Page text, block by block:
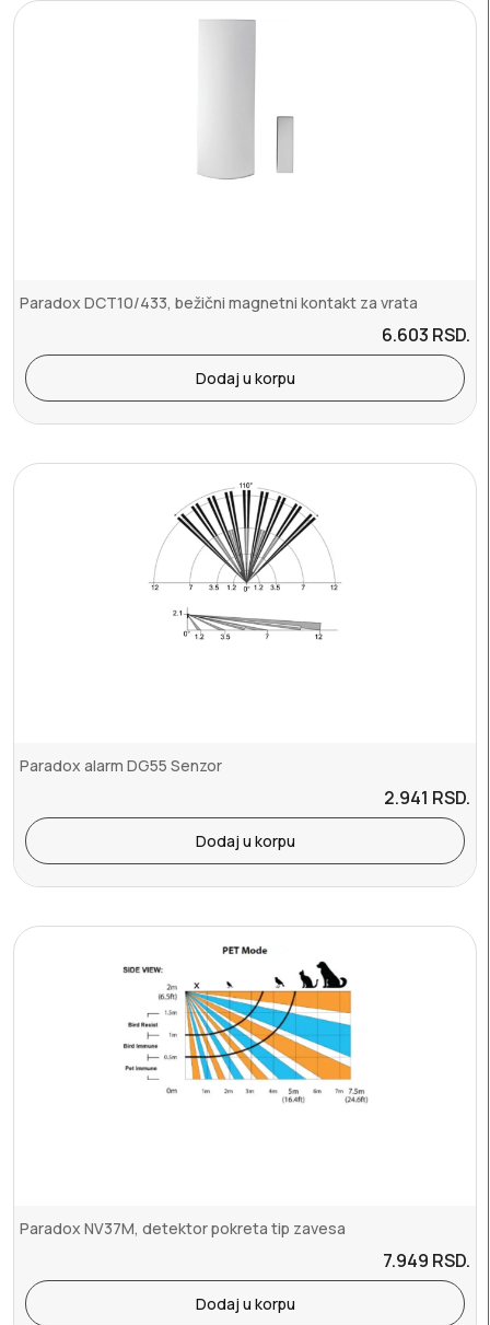
Paradox DCT10/433, bežični magnetni kontakt za vrata
6.603 RSD.
Dodaj u korpu
Paradox alarm DG55 Senzor
2.941 RSD.
Dodaj u korpu
Paradox NV37M, detektor pokreta tip zavesa
7.949 RSD.
Dodaj u korpu